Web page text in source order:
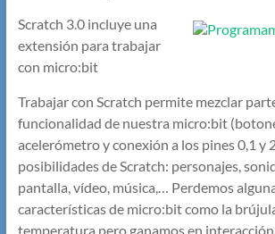
Scratch 3.0 incluye una
extensión para trabajar
con micro:bit
Trabajar con Scratch permite mezclar
funcionalidad de nuestra micro:bit
acelerómetro y conexión a los pines 0,1 y
posibilidades de Scratch: personajes,
pantalla, vídeo, música,… Perdemos
características de micro:bit como la
temperatura pero ganamos en